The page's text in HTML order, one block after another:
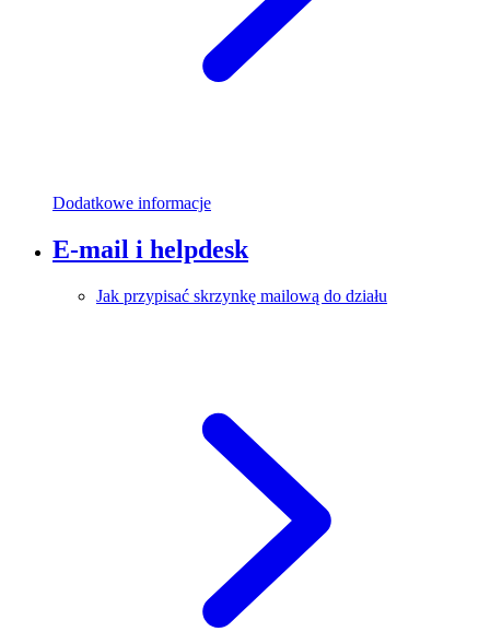
Dodatkowe informacje
E-mail i helpdesk
Jak przypisać skrzynkę mailową do działu